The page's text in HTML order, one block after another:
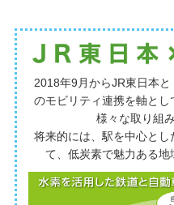
2018年9月からJR東日本
のモビリティ連携を軸とし
様々な取り組
将来的には、駅を中心と
て、 低炭素で魅力ある地